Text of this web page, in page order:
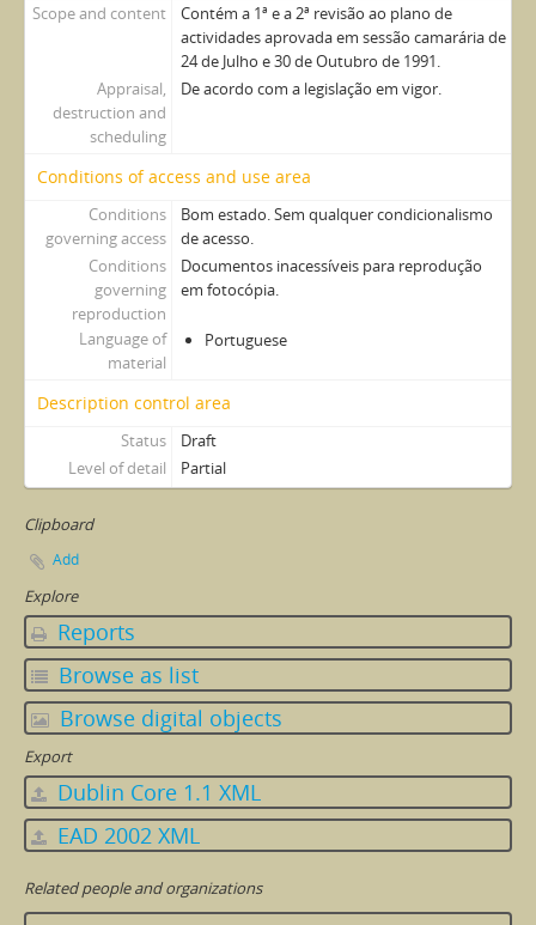
Scope and content
Contém a 1ª e a 2ª revisão ao plano de
actividades aprovada em sessão camarária de
24 de Julho e 30 de Outubro de 1991.
Appraisal,
destruction and
scheduling
De acordo com a legislação em vigor.
Conditions of access and use area
Conditions
governing access
Bom estado. Sem qualquer condicionalismo
de acesso.
Conditions
governing
reproduction
Documentos inacessíveis para reprodução
em fotocópia.
Language of
material
Portuguese
Description control area
Status
Draft
Level of detail
Partial
Clipboard
Add
Explore
Reports
Browse as list
Browse digital objects
Export
Dublin Core 1.1 XML
EAD 2002 XML
Related people and organizations